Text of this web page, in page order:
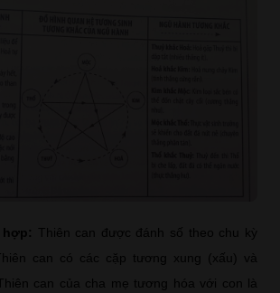
Thiên can được đánh số theo chu kỳ
can có các cặp tương xung (xấu) và
can của cha mẹ tương hóa với con là